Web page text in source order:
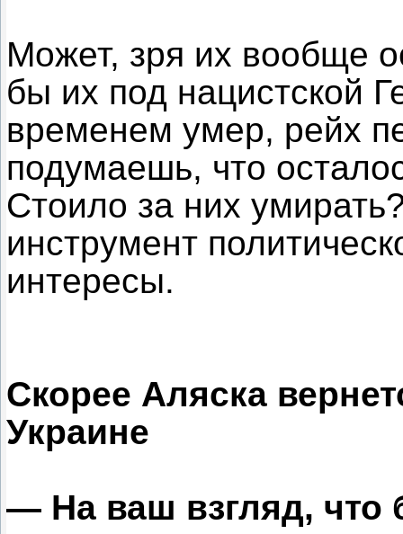
Может, зря их вообще
бы их под нацистской
временем умер, рейх
подумаешь, что
Стоило за них
инструмент
интересы.
Скорее Аляска
Украине
— На ваш взгляд, что